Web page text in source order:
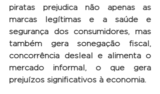
piratas prejudica não apenas as
marcas legítimas e a saúde e
segurança dos consumidores, mas
também gera sonegação fiscal,
concorrência desleal e alimenta o
mercado informal, o que gera
prejuízos significativos à economia.